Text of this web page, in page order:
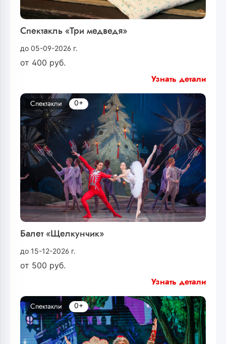
Спектакль «Три медведя»
до 05-09-2026 г.
от 400 руб.
Узнать детали
Балет «Щелкунчик»
до 15-12-2026 г.
от 500 руб.
Спектакли 0+
Узнать детали
Спектакли 0+